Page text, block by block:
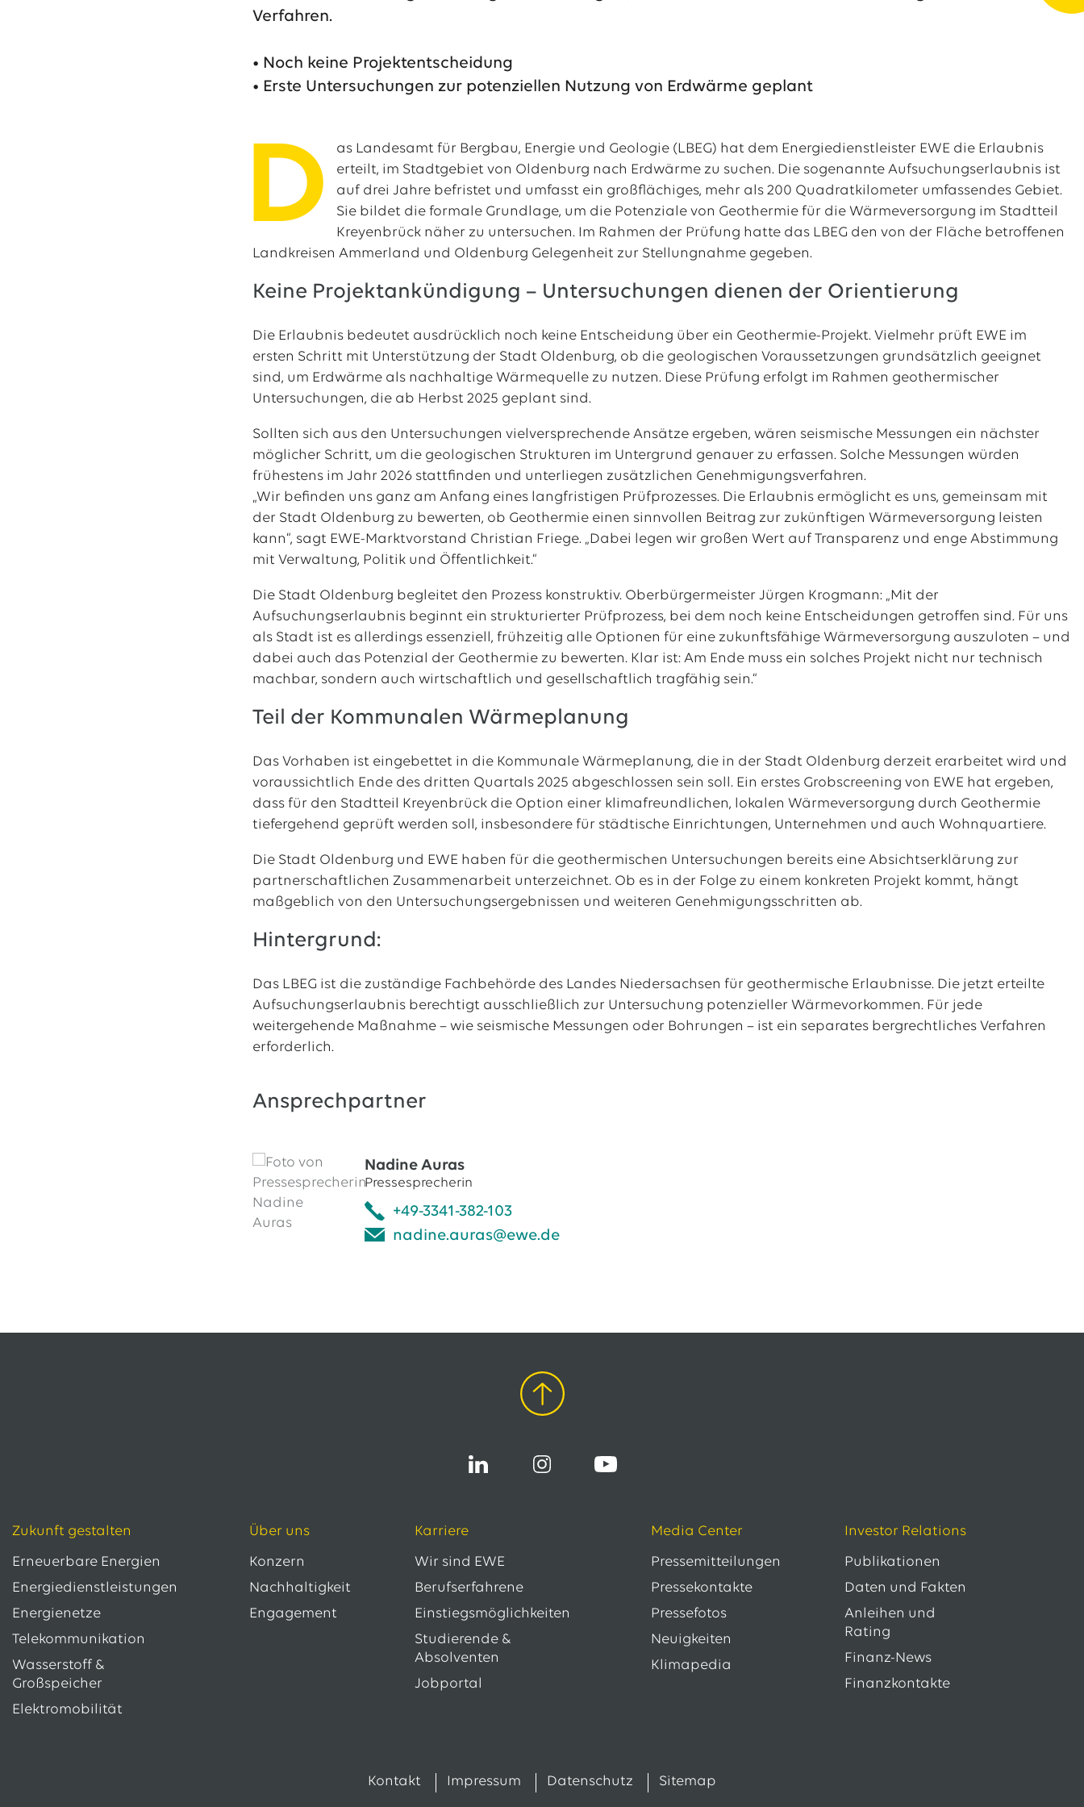
Verfahren.
• Noch keine Projektentscheidung
• Erste Untersuchungen zur potenziellen Nutzung von Erdwärme geplant
D
as Landesamt für Bergbau, Energie und Geologie (LBEG) hat dem Energiedienstleister EWE die Erlaubnis
erteilt, im Stadtgebiet von Oldenburg nach Erdwärme zu suchen. Die sogenannte Aufsuchungserlaubnis ist
auf drei Jahre befristet und umfasst ein großflächiges, mehr als 200 Quadratkilometer umfassendes Gebiet.
Sie bildet die formale Grundlage, um die Potenziale von Geothermie für die Wärmeversorgung im Stadtteil
Kreyenbrück näher zu untersuchen. Im Rahmen der Prüfung hatte das LBEG den von der Fläche betroffenen
Landkreisen Ammerland und Oldenburg Gelegenheit zur Stellungnahme gegeben.
Keine Projektankündigung – Untersuchungen dienen der Orientierung
Die Erlaubnis bedeutet ausdrücklich noch keine Entscheidung über ein Geothermie-Projekt. Vielmehr prüft EWE im
ersten Schritt mit Unterstützung der Stadt Oldenburg, ob die geologischen Voraussetzungen grundsätzlich geeignet
sind, um Erdwärme als nachhaltige Wärmequelle zu nutzen. Diese Prüfung erfolgt im Rahmen geothermischer
Untersuchungen, die ab Herbst 2025 geplant sind.
Sollten sich aus den Untersuchungen vielversprechende Ansätze ergeben, wären seismische Messungen ein nächster
möglicher Schritt, um die geologischen Strukturen im Untergrund genauer zu erfassen. Solche Messungen würden
frühestens im Jahr 2026 stattfinden und unterliegen zusätzlichen Genehmigungsverfahren.
„Wir befinden uns ganz am Anfang eines langfristigen Prüfprozesses. Die Erlaubnis ermöglicht es uns, gemeinsam mit
der Stadt Oldenburg zu bewerten, ob Geothermie einen sinnvollen Beitrag zur zukünftigen Wärmeversorgung leisten
kann“, sagt EWE-Marktvorstand Christian Friege. „Dabei legen wir großen Wert auf Transparenz und enge Abstimmung
mit Verwaltung, Politik und Öffentlichkeit.“
Die Stadt Oldenburg begleitet den Prozess konstruktiv. Oberbürgermeister Jürgen Krogmann: „Mit der
Aufsuchungserlaubnis beginnt ein strukturierter Prüfprozess, bei dem noch keine Entscheidungen getroffen sind. Für uns
als Stadt ist es allerdings essenziell, frühzeitig alle Optionen für eine zukunftsfähige Wärmeversorgung auszuloten – und
dabei auch das Potenzial der Geothermie zu bewerten. Klar ist: Am Ende muss ein solches Projekt nicht nur technisch
machbar, sondern auch wirtschaftlich und gesellschaftlich tragfähig sein.“
Teil der Kommunalen Wärmeplanung
Das Vorhaben ist eingebettet in die Kommunale Wärmeplanung, die in der Stadt Oldenburg derzeit erarbeitet wird und
voraussichtlich Ende des dritten Quartals 2025 abgeschlossen sein soll. Ein erstes Grobscreening von EWE hat ergeben,
dass für den Stadtteil Kreyenbrück die Option einer klimafreundlichen, lokalen Wärmeversorgung durch Geothermie
tiefergehend geprüft werden soll, insbesondere für städtische Einrichtungen, Unternehmen und auch Wohnquartiere.
Die Stadt Oldenburg und EWE haben für die geothermischen Untersuchungen bereits eine Absichtserklärung zur
partnerschaftlichen Zusammenarbeit unterzeichnet. Ob es in der Folge zu einem konkreten Projekt kommt, hängt
maßgeblich von den Untersuchungsergebnissen und weiteren Genehmigungsschritten ab.
Hintergrund:
Das LBEG ist die zuständige Fachbehörde des Landes Niedersachsen für geothermische Erlaubnisse. Die jetzt erteilte
Aufsuchungserlaubnis berechtigt ausschließlich zur Untersuchung potenzieller Wärmevorkommen. Für jede
weitergehende Maßnahme – wie seismische Messungen oder Bohrungen – ist ein separates bergrechtliches Verfahren
erforderlich.
Ansprechpartner
Nadine Auras
Pressesprecherin
+49-3341-382-103
nadine.auras@ewe.de
Zukunft gestalten
Erneuerbare Energien
Energiedienstleistungen
Energienetze
Telekommunikation
Wasserstoff &
Großspeicher
Elektromobilität
Über uns
Konzern
Nachhaltigkeit
Engagement
Karriere
Wir sind EWE
Berufserfahrene
Einstiegsmöglichkeiten
Studierende &
Absolventen
Jobportal
Media Center
Pressemitteilungen
Pressekontakte
Pressefotos
Neuigkeiten
Klimapedia
Investor Relations
Publikationen
Daten und Fakten
Anleihen und
Rating
Finanz-News
Finanzkontakte
Kontakt Impressum Datenschutz Sitemap
Das EWE-Jobportal
Unsere neuesten Stellenangebote